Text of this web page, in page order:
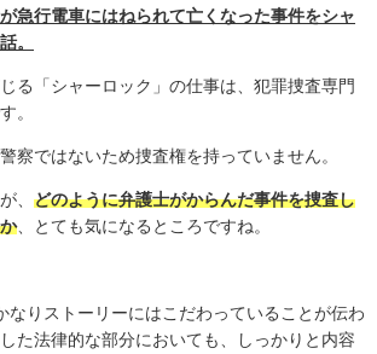
急行電車にはねられて亡くなった事件をシャ
。
る「シャーロック」の仕事は、犯罪捜査専門
。
察ではないため捜査権を持っていません。
、 どのように弁護士がからんだ事件を捜査し
、とても気になるところですね。
なりストーリーにはこだわっていることが伝わ
た法律的な部分においても、しっかりと内容